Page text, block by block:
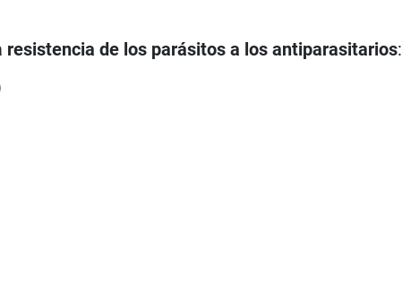
resistencia de los parásitos a los antiparasitarios: